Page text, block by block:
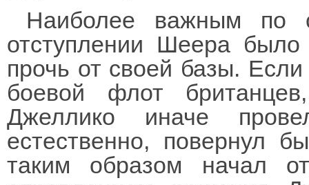
Наиболее важным по
отступлении Шеера
прочь от своей базы.
боевой флот
Джеллико иначе
естественно, повернул
таким образом начал